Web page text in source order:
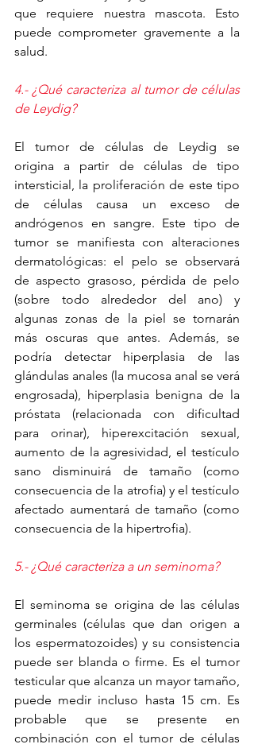
que requiere nuestra mascota. Esto
puede comprometer gravemente a la
salud.
4.- ¿Qué caracteriza al tumor de células
de Leydig?
El tumor de células de Leydig se
origina a partir de células de tipo
intersticial, la proliferación de este tipo
de células causa un exceso de
andrógenos en sangre. Este tipo de
tumor se manifiesta con alteraciones
dermatológicas: el pelo se observará
de aspecto grasoso, pérdida de pelo
(sobre todo alrededor del ano) y
algunas zonas de la piel se tornarán
más oscuras que antes. Además, se
podría detectar hiperplasia de las
glándulas anales (la mucosa anal se verá
engrosada), hiperplasia benigna de la
próstata (relacionada con dificultad
para orinar), hiperexcitación sexual,
aumento de la agresividad, el testículo
sano disminuirá de tamaño (como
consecuencia de la atrofia) y el testículo
afectado aumentará de tamaño (como
consecuencia de la hipertrofia).
5.- ¿Qué caracteriza a un seminoma?
El seminoma se origina de las células
germinales (células que dan origen a
los espermatozoides) y su consistencia
puede ser blanda o firme. Es el tumor
testicular que alcanza un mayor tamaño,
puede medir incluso hasta 15 cm. Es
probable que se presente en
combinación con el tumor de células